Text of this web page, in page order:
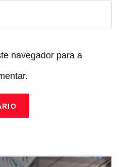
navegador para a